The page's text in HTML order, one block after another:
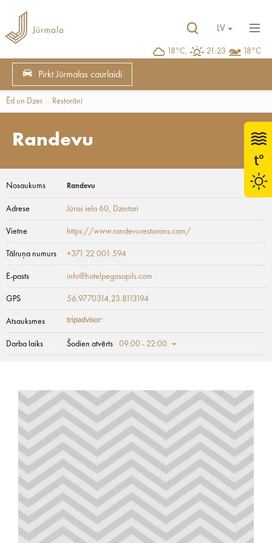
18°C, 21:23 18°C
LV
Pirkt Jūrmalas caurlaidi
Ēd un Dzer Restorāni
Randevu
Nosaukums Randevu
Adrese Jūras iela 60, Dzintari
Vietne https://www.randevurestorans.com/
Tālruņa numurs +371 22 001 594
E-pasts info@hotelpegasapils.com
GPS 56.9770314,23.8113194
Atsauksmes
Darba laiks Šodien atvērts 09:00 - 22:00